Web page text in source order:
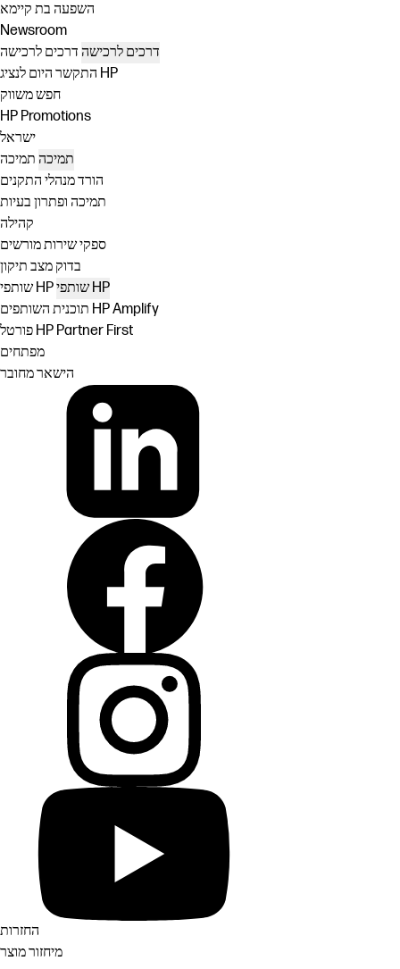
השפעה בת קיימא
Newsroom
דרכים לרכישה
התקשר היום לנציג HP
חפש משווק
HP Promotions
ישראל
תמיכה
הורד מנהלי התקנים
תמיכה ופתרון בעיות
קהילה
ספקי שירות מורשים
בדוק מצב תיקון
שותפי HP
שותפי HP
תוכנית השותפים HP Amplify
פורטל HP Partner First
מפתחים
הישאר מחובר
החזרות
מיחזור מוצר